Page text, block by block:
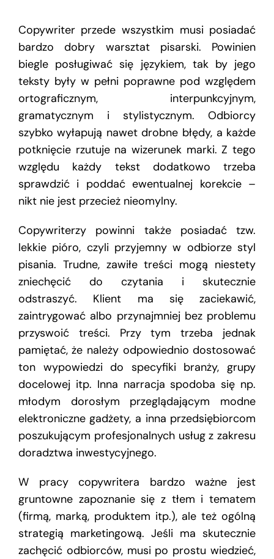
Copywriter przede wszystkim musi posiadać
bardzo dobry warsztat pisarski. Powinien
biegle posługiwać się językiem, tak by jego
teksty były w pełni poprawne pod względem
ortograficznym, interpunkcyjnym,
gramatycznym i stylistycznym. Odbiorcy
szybko wyłapują nawet drobne błędy, a każde
potknięcie rzutuje na wizerunek marki. Z tego
względu każdy tekst dodatkowo trzeba
sprawdzić i poddać ewentualnej korekcie –
nikt nie jest przecież nieomylny.
Copywriterzy powinni także posiadać tzw.
lekkie pióro, czyli przyjemny w odbiorze styl
pisania. Trudne, zawiłe treści mogą niestety
zniechęcić do czytania i skutecznie
odstraszyć. Klient ma się zaciekawić,
zaintrygować albo przynajmniej bez problemu
przyswoić treści. Przy tym trzeba jednak
pamiętać, że należy odpowiednio dostosować
ton wypowiedzi do specyfiki branży, grupy
docelowej itp. Inna narracja spodoba się np.
młodym dorosłym przeglądającym modne
elektroniczne gadżety, a inna przedsiębiorcom
poszukującym profesjonalnych usług z zakresu
doradztwa inwestycyjnego.
W pracy copywritera bardzo ważne jest
gruntowne zapoznanie się z tłem i tematem
(firmą, marką, produktem itp.), ale też ogólną
strategią marketingową. Jeśli ma skutecznie
zachęcić odbiorców, musi po prostu wiedzieć,